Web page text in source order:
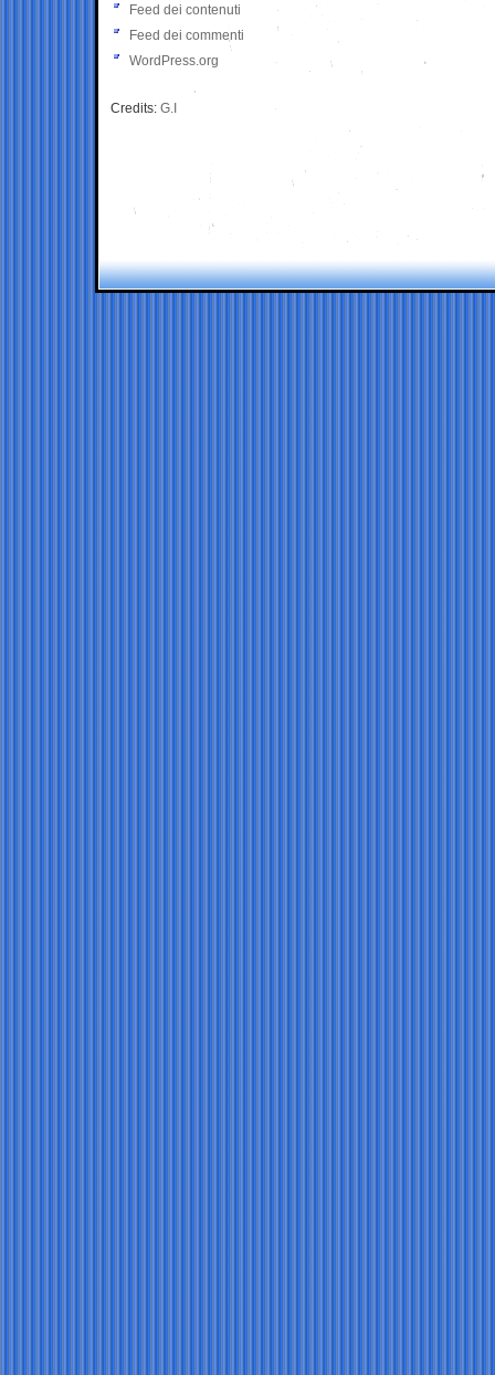
Feed dei contenuti
Feed dei commenti
WordPress.org
Credits: G.I